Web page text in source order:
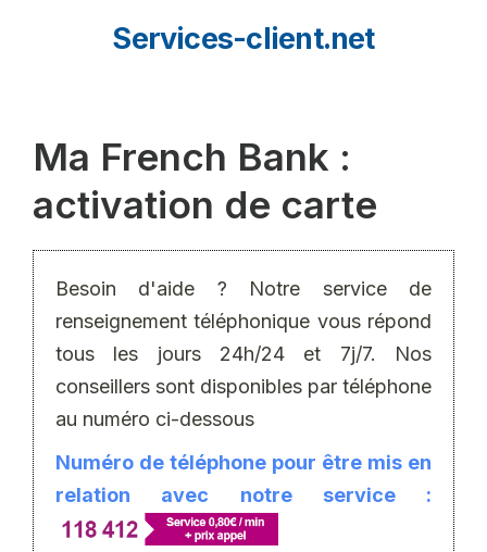
Services-client.net
Ma French Bank :
activation de carte
Besoin d'aide ? Notre service de
renseignement téléphonique vous répond
tous les jours 24h/24 et 7j/7. Nos
conseillers sont disponibles par téléphone
au numéro ci-dessous
Numéro de téléphone pour être mis en
relation avec notre service :